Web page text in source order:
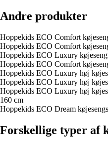
Andre produkter
Hoppekids ECO Comfort
Hoppekids ECO Comfort
Hoppekids ECO Luxury
Hoppekids ECO Comfort
Hoppekids ECO Luxury høj
Hoppekids ECO Luxury høj
Hoppekids ECO Luxury høj
160 cm
Hoppekids ECO Dream
Forskellige typer af